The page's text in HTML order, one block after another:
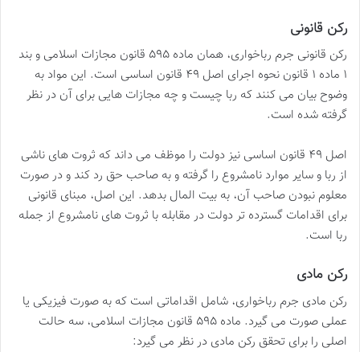
رکن قانونی
رکن قانونی جرم رباخواری، همان ماده ۵۹۵ قانون مجازات اسلامی و بند
۱ ماده ۱ قانون نحوه اجرای اصل ۴۹ قانون اساسی است. این مواد به
وضوح بیان می کنند که ربا چیست و چه مجازات هایی برای آن در نظر
گرفته شده است.
اصل ۴۹ قانون اساسی نیز دولت را موظف می داند که ثروت های ناشی
از ربا و سایر موارد نامشروع را گرفته و به صاحب حق رد کند و در صورت
معلوم نبودن صاحب آن، به بیت المال بدهد. این اصل، مبنای قانونی
برای اقدامات گسترده تر دولت در مقابله با ثروت های نامشروع از جمله
ربا است.
رکن مادی
رکن مادی جرم رباخواری، شامل اقداماتی است که به صورت فیزیکی یا
عملی صورت می گیرد. ماده ۵۹۵ قانون مجازات اسلامی، سه حالت
اصلی را برای تحقق رکن مادی در نظر می گیرد: